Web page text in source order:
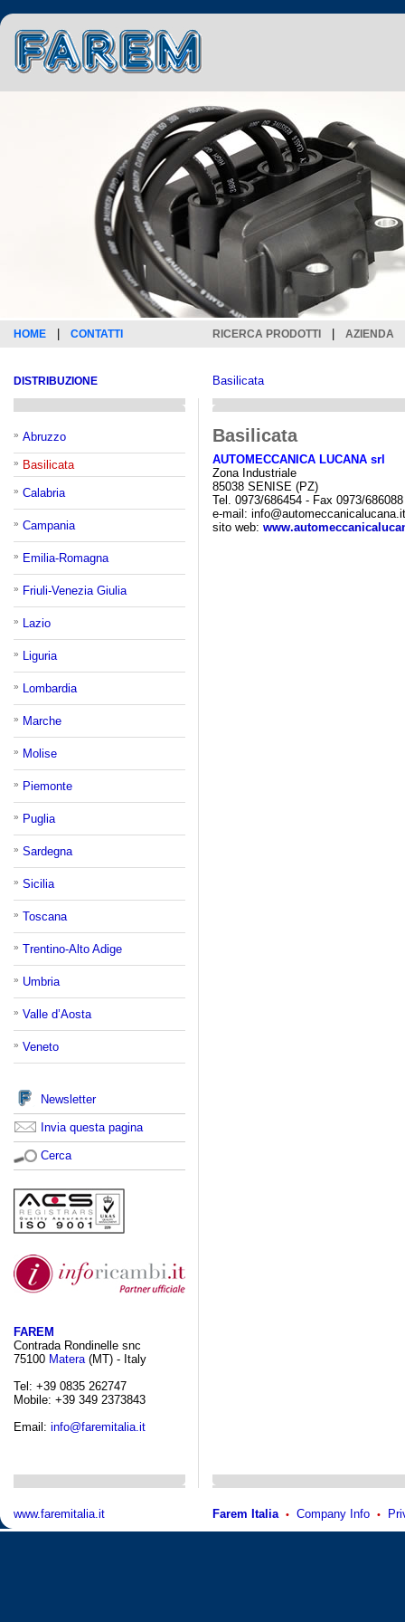
HOME CONTATTI RICERCA PRODOTTI AZIENDA
DISTRIBUZIONE Basilicata
» Abruzzo
» Basilicata
» Calabria
» Campania
» Emilia-Romagna
» Friuli-Venezia Giulia
» Lazio
» Liguria
» Lombardia
» Marche
» Molise
» Piemonte
» Puglia
» Sardegna
» Sicilia
» Toscana
» Trentino-Alto Adige
» Umbria
» Valle d’Aosta
» Veneto
Newsletter
Invia questa pagina
Cerca
FAREM
Contrada Rondinelle snc
75100 Matera(MT) - Italy
Tel: +39 0835 262747
Mobile: +39 349 2373843
Email: info@faremitalia.it
Basilicata
AUTOMECCANICA LUCANA srl
Zona Industriale
85038 SENISE (PZ)
Tel. 0973/686454 - Fax 0973/686088
e-mail: info@automeccanicalucana.it
sito web:
www.faremitalia.it Farem Italia • Company Info •